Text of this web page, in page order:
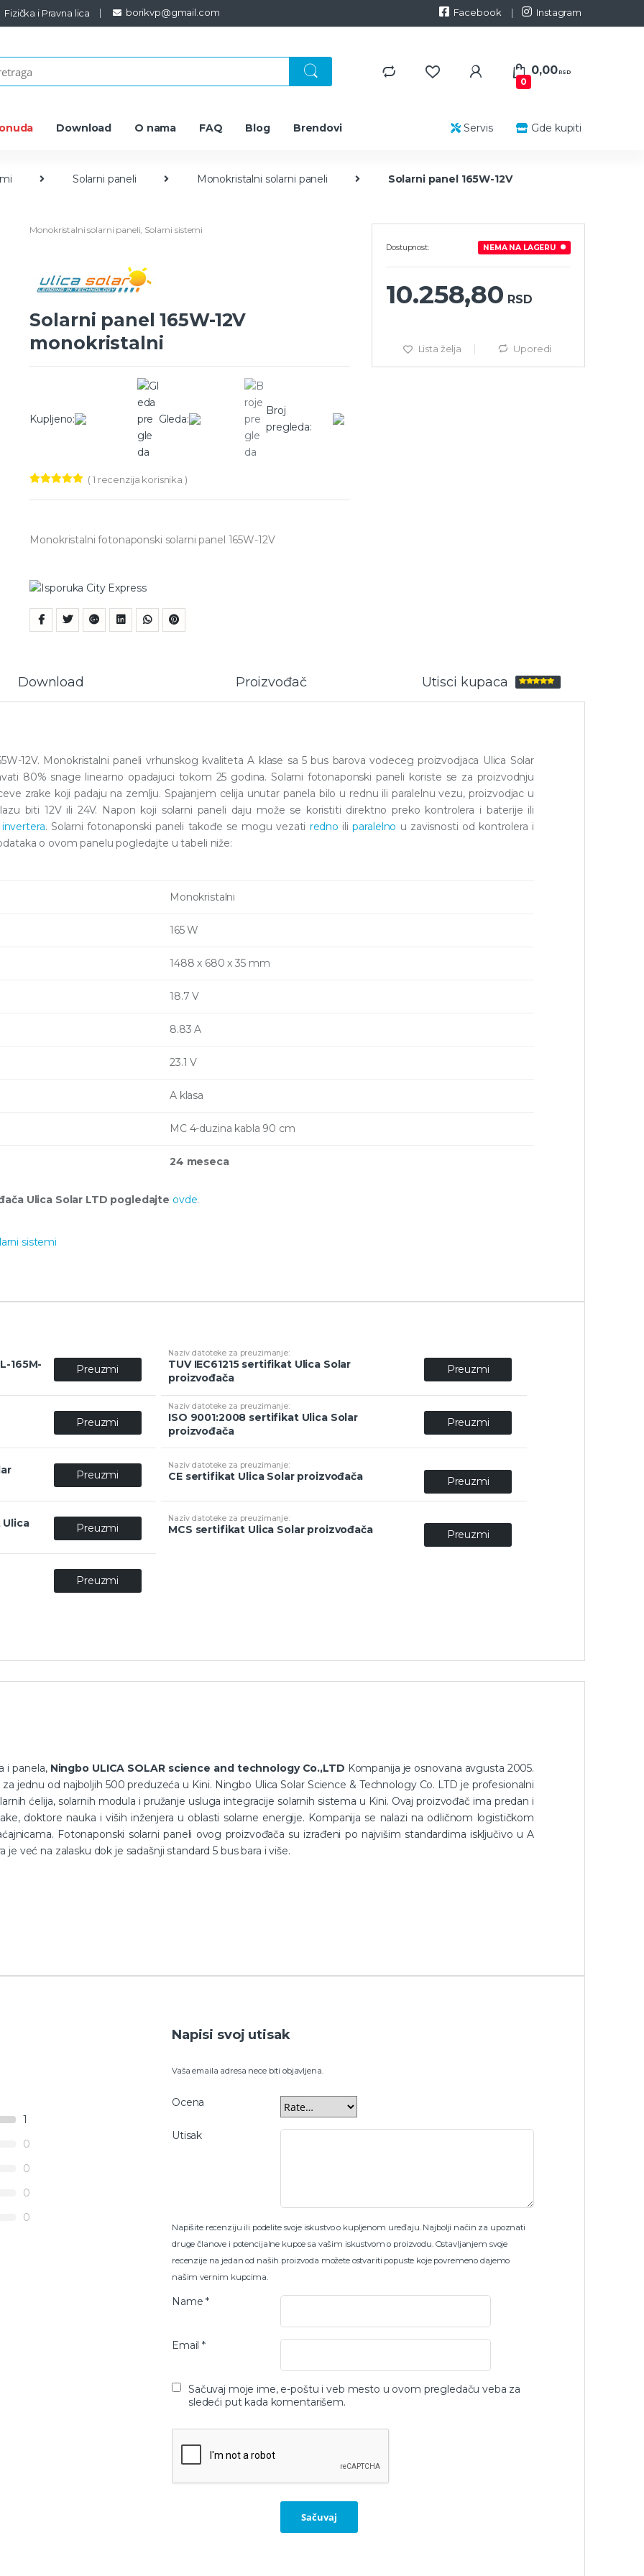
Fizička i Pravna lica borikvp@gmail.com Facebook Instagram
0
0,00RSD
Download O nama FAQ Blog Brendovi Gde kupiti
Servis
Solarni paneli Monokristalni solarni paneli
Solarni panel 165W-12V
Monokristalni solarni paneli Solarni sistemi
Solarni panel 165W-12V
monokristalni
Kupljeno: Gleda:
Broj
pregleda:
5.00od 5 na
(1 recenzija korisnika )
Monokristalni fotonaponski solarni panel 165W-12V
Dostupnost: NEMA NA LAGERU
10.258,80 RSD
Lista želja Uporedi
Download Proizvođač Utisci kupaca
12V. Monokristalni paneli vrhunskog kvaliteta A klase sa 5 bus barova vodeceg proizvodjaca Ulica Solar
80% snage linearno opadajuci tokom 25 godina. Solarni fotonaponski paneli koriste se za proizvodnju
zrake koji padaju na zemlju. Spajanjem celija unutar panela bilo u rednu ili paralelnu vezu, proizvodjac u
biti 12V ili 24V. Napon koji solarni paneli daju može se koristiti direktno preko kontrolera i baterije ili
. Solarni fotonaponski paneli takođe se mogu vezati redno iliparalelno u zavisnosti od kontrolera i
o ovom panelu pogledajte u tabeli niže:
Monokristalni
165 W
1488 x 680 x 35 mm
18.7 V
8.83 A
23.1 V
A klasa
MC 4-duzina kabla 90 cm
24 meseca
Ulica Solar LTD pogledajte ovde.
sistemi
165M-
Preuzmi
TUV IEC61215 sertifikat Ulica Solar
proizvođača
Preuzmi
Preuzmi
ISO 9001:2008 sertifikat Ulica Solar
proizvođača
Preuzmi
Preuzmi CE sertifikat Ulica Solar proizvođača Preuzmi
Ulica
Preuzmi MCS sertifikat Ulica Solar proizvođača Preuzmi
Preuzmi
i panela, Ningbo ULICA SOLAR science and technology Co.,LTD Kompanija je osnovana avgusta 2005.
jednu od najboljih 500 preduzeća u Kini. Ningbo Ulica Solar Science & Technology Co. LTD je profesionalni
ćelija, solarnih modula i pružanje usluga integracije solarnih sistema u Kini. Ovaj proizvođač ima predan i
doktore nauka i viših inženjera u oblasti solarne energije. Kompanija se nalazi na odličnom logističkom
Fotonaponski solarni paneli ovog proizvođača su izrađeni po najvišim standardima isključivo u A
je već na zalasku dok je sadašnji standard 5 bus bara i više.
1
0
0
0
0
Napisi svoj utisak
Vaša emaila adresa nece biti objavljena.
Ocena
Utisak
Napišite recenziju ili podelite svoje iskustvo o kupljenom uređaju. Najbolji način za upoznati
druge članove i potencijalne kupce sa vašim iskustvom o proizvodu. Ostavljanjem svoje
recenzije na jedan od naših proizvoda možete ostvariti popuste koje povremeno dajemo
našim vernim kupcima.
Name*
Email*
Sačuvaj moje ime, e-poštu i veb mesto u ovom pregledaču veba za
sledeći put kada komentarišem.